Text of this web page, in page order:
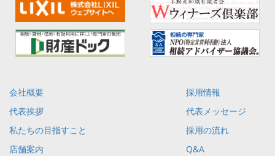
会社概要
代表挨拶
私たちの目指すこと
店舗案内
採用情報
代表メッセージ
採用の流れ
Q&A